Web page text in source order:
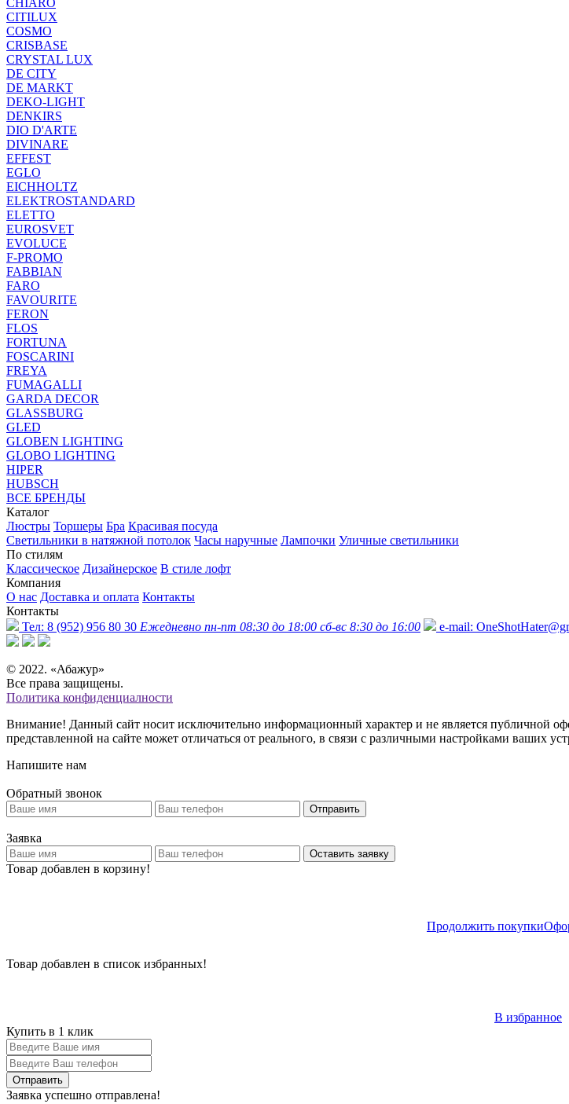
CITILUX
COSMO
CRISBASE
CRYSTAL LUX
DE CITY
DE MARKT
DEKO-LIGHT
DENKIRS
DIO D'ARTE
DIVINARE
EFFEST
EGLO
EICHHOLTZ
ELEKTROSTANDARD
ELETTO
EUROSVET
EVOLUCE
F-PROMO
FABBIAN
FARO
FAVOURITE
FERON
FLOS
FORTUNA
FOSCARINI
FREYA
FUMAGALLI
GARDA DECOR
GLASSBURG
GLED
GLOBEN LIGHTING
GLOBO LIGHTING
HIPER
HUBSCH
ВСЕ БРЕНДЫ
Каталог
Люстры Торшеры Бра Красивая посуда
Светильники в натяжной потолок Часы наручные Лампочки Уличные светильники
По стилям
Классическое Дизайнерское В стиле лофт
Компания
О нас Доставка и оплата Контакты
Контакты
Тел: 8 (952) 956 80 30 Ежедневно пн-пт 08:30 до 18:00 сб-вс 8:30 до 16:00 e-mail:
© 2022. «Абажур»
Все права защищены.
Политика конфиденциалности
Внимание! Данный сайт носит исключительно информационный характер и не является публичной
представленной на сайте может отличаться от реального, в связи с различными настройками ваших
Напишите нам
Обратный звонок
Отправить
Заявка
Оставить заявку
Товар добавлен в корзину!
Продолжить покупки
Товар добавлен в список избранных!
В избранное
Купить в 1 клик
Заявка успешно отправлена!